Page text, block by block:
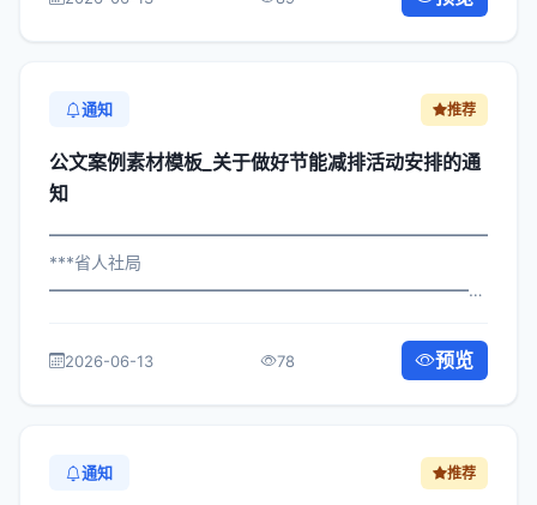
各直属机构： 为深入贯彻落实习近...
通知 推荐
公文案例素材模板_关于做好节能减排活动安排的通
知
***省人社局
属机构： 为深入贯彻落实习近平总书记...
2026-06-13 78 预览
通知 推荐